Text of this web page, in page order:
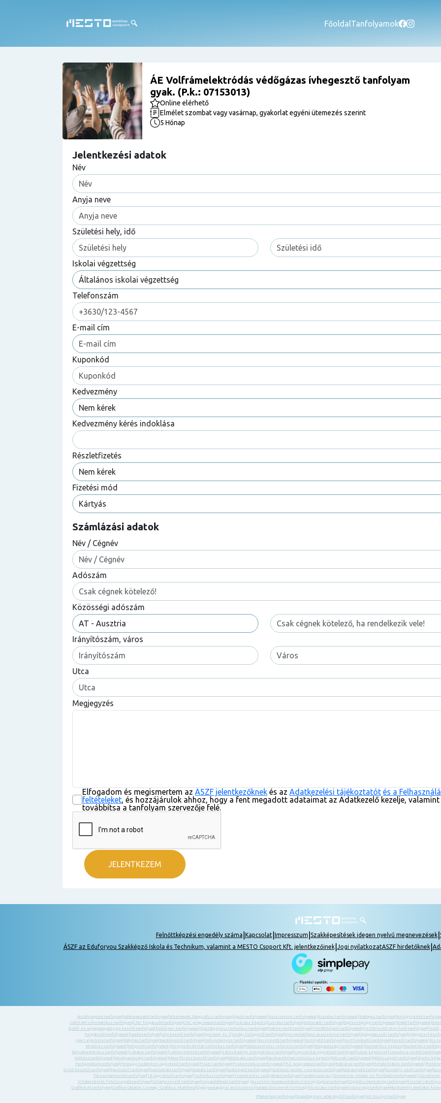
Főoldal Tanfolyamok
ÁE Volfrámelektródás védőgázas ívhegesztő tanfolyam
gyak. (P.k.: 07153013)
Online elérhető
Elmélet szombat vagy vasárnap, gyakorlat egyéni ütemezés szerint
5 Hónap
Jelentkezési adatok
Név
Anyja neve
Születési hely, idő
Iskolai végzettség
Telefonszám
E-mail cím
Kuponkód
Kedvezmény
Kedvezmény kérés indoklása
Részletfizetés
Fizetési mód
Számlázási adatok
Név / Cégnév
Adószám
Közösségi adószám
Irányítószám, város
Utca
Megjegyzés
Elfogadom és megismertem az ÁSZF jelentkezőknek és az Adatkezelési tájékoztatót és a
feltételeket, és hozzájárulok ahhoz, hogy a fent megadott adataimat az Adatkezelő kezelje, valamint
továbbítsa a tanfolyam szervezője felé.
Felnőttképzési engedély száma Kapcsolat| Impresszum Szakképesítések idegen nyelvű megnevezések|
ÁSZF az Eduforyou Szakképző Iskola és Technikum, valamint a MESTO Csoport Kft. jelentkezőinek| Jogi nyilatkozatASZF hirdetőknek|
Ácsállványozó tanfolyam| Adótanácsadó tanfolyam| Alkalmazott fotográfus tanfolyam| Ápoló tanfolyamok Asszisztens tanfolyamok Asztalos tanfolyamok Bádogos tanfolyam| Bérügyintéző
CAD-CAM informatikus tanfolyam CNC forgácsoló tanfolyam CNC programozó tanfolyam Cukrász képzés Cukrász tanfolyam Dekoratőr tanfolyam Egészségügyi tanfolyamok Eladó tanfolyamok
Építő- és anyagmozgató gép kezelő tanfolyam Építőipari tanfolyamok Épületgépész technikus tanfolyam Fakitermelő tanfolyam Felnőttképző tanfolyamok Fertőtlenítő sterilező tanfolyam Festő,
Forgácsoló tanfolyamok Gazda tanfolyam Gép kezelő tanfolyam Gyermek- és ifjúsági felügyelő tanfolyam Gyermekotthoni asszisztens tanfolyam Gyógymasszőr tanfolyam
Ipari alpinista tanfolyam| Kályhás tanfolyam| Kazánkezelő tanfolyam| Kedvezményes tanfolyamok Kereskedő tanfolyamok Kertépítő tanfolyam| Kertfenntartó tanfolyam| Kezelő tanfolyamok Kis
Kőműves tanfolyamok Könyvelő tanfolyamok Környezetvédelmi technikus tanfolyam Közbeszerzési referens tanfolyam Közgazdasági tanfolyamok Kozmetikus képzés Kozmetikus
Kutyakozmetikus tanfolyamok Lakatos tanfolyamok Lakberendező tanfolyamok Létesítményi energetikus tanfolyam| Logisztikai ügyintéző tanfolyam| Lovas képzések Lovastúra vezető tanfolyam
Méhész tanfolyamok Mezőgazdasági tanfolyamok Motorfűrész-kezelő tanfolyam| Műkörmös tanfolyam| Munkavédelmi technikus képzés Műszaki tanfolyamok Műtőssegéd tanfolyam| Nyelvi
Parkgondozó tanfolyam Pénzügyi-számviteli ügyintéző tanfolyam Pincér tanfolyam Pirotechnikus tanfolyamok PLC programozó tanfolyam Raktáros tanfolyam Rehabilitációs tanfolyamok
Sírkő készítő tanfolyam Sportedző tanfolyam Sportoktató tanfolyam Szakács tanfolyam Szakképző tanfolyamok Szállodai portás -recepciós tanfolyam Szárazépítő tanfolyam Személyi edző tanfolyam
Társasházkezelő tanfolyam TB ügyintéző tanfolyam Technikus tanfolyam Temetkezési szolgáltató tanfolyam Tovább tanulás Tűzvédelmi előadó -és főelőadó tanfolyamok
Villámvédelmi felülvizsgáló tanfolyam| Villanyszerelő tanfolyam| Vízgazdálkodó tanfolyam| | Asszertív kommunikációs tréning Dajka tanfolyam| Digitális Marketing tanfolyam| Érzelmi
Grafikai AI tanfolyam Grafikai Oktatás Csomag - Grafikus Akadémia Gyógypedagógiai asszisztens Haladó Önismereti tréning Illustrator tanfolyam InDesingn tanfolyam Munkahelyi mediátor
Photoshop tanfolyam Számítógépes adatrögzítő tanfolyam UX Design tanfolyam